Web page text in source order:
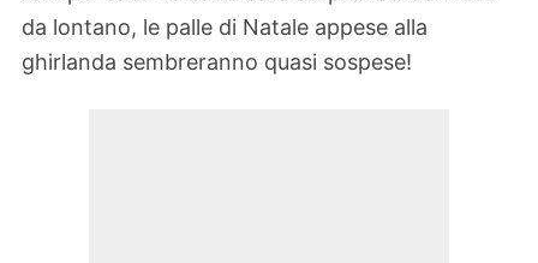
da lontano, le palle di Natale appese alla
ghirlanda sembreranno quasi sospese!